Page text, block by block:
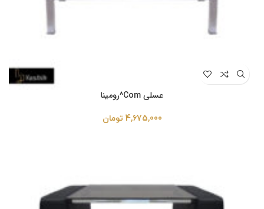
عسلی Com^رومینا
4,675,000 تومان